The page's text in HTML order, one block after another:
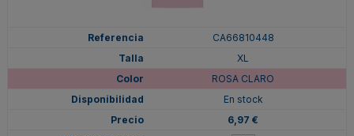
CA66810448
XL
ROSA CLARO
En stock
6,97 €